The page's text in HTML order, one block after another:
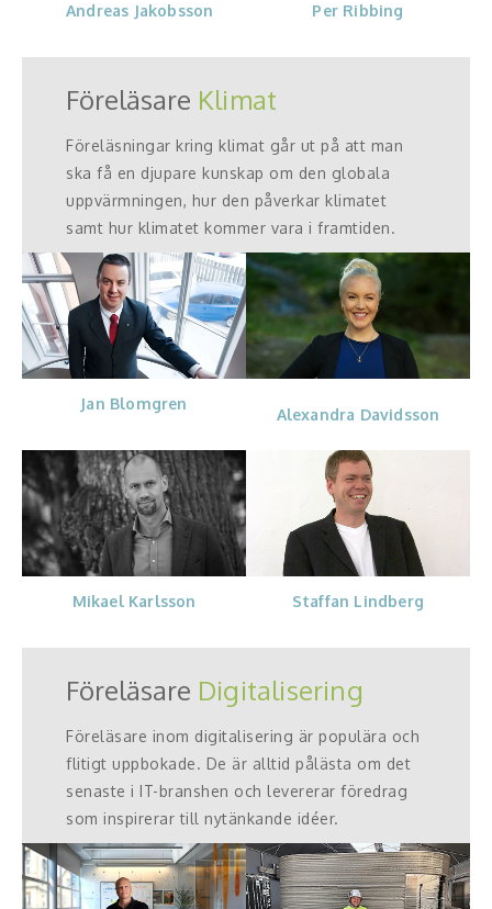
Andreas Jakobsson Per Ribbing
Föreläsare Klimat
Föreläsningar kring klimat går ut på att man
ska få en djupare kunskap om den globala
uppvärmningen, hur den påverkar klimatet
samt hur klimatet kommer vara i framtiden.
Jan Blomgren
Alexandra Davidsson
Mikael Karlsson Staffan Lindberg
Föreläsare Digitalisering
Föreläsare inom digitalisering är populära och
flitigt uppbokade. De är alltid pålästa om det
senaste i IT-branshen och levererar föredrag
som inspirerar till nytänkande idéer.